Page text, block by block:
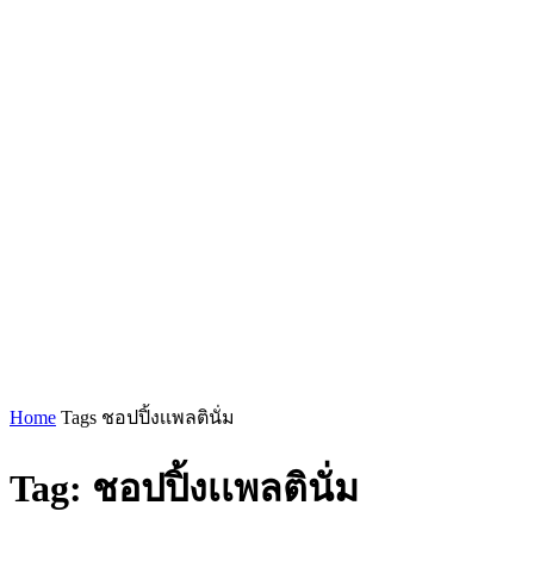
Home Tags ชอปปิ้งเเพลตินั่ม
Tag: ชอปปิ้งเเพลตินั่ม